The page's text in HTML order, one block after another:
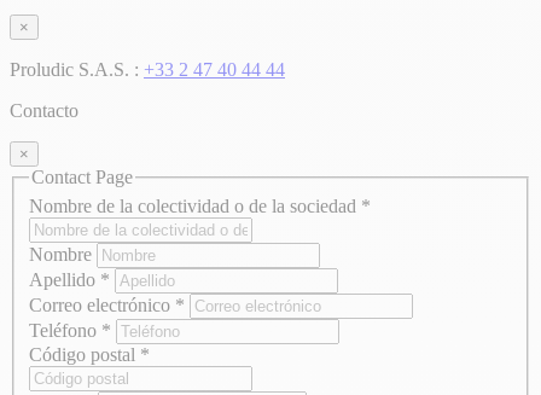
×
Proludic S.A.S. : +33 2 47 40 44 44
Contacto
×
Contact Page
Nombre de la colectividad o de la sociedad *
Nombre
Apellido *
Correo electrónico *
Teléfono *
Código postal *